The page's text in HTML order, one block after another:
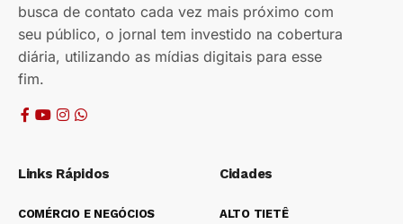
busca de contato cada vez mais próximo com
seu público, o jornal tem investido na cobertura
diária, utilizando as mídias digitais para esse
fim.
Links Rápidos
COMÉRCIO E NEGÓCIOS
Cidades
ALTO TIETÊ